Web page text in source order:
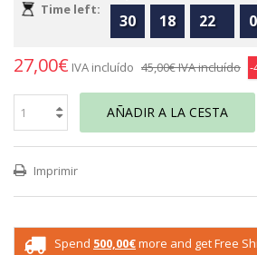
Time left:
30 18 22
27,00€ IVA incluído 45,00€IVA incluído -
AÑADIR A LA CESTA
Imprimir
Spend 500,00€more and get Free